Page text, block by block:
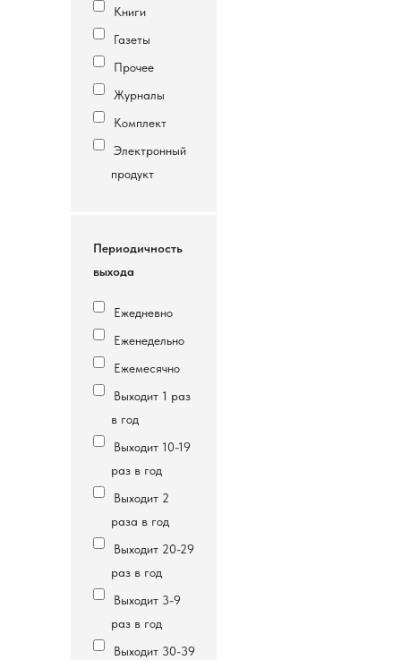
Книги
Газеты
Прочее
Журналы
Комплект
Электронный
продукт
Периодичность
выхода
Ежедневно
Еженедельно
Ежемесячно
Выходит 1 раз
в год
Выходит 10-19
раз в год
Выходит 2
раза в год
Выходит 20-29
раз в год
Выходит 3-9
раз в год
Выходит 30-39